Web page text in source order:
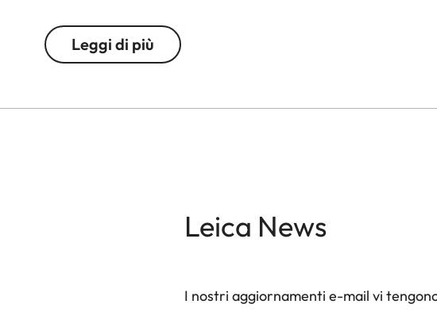
di memoria.
Leggi di più
Leica News
I nostri aggiornamenti e-mail vi